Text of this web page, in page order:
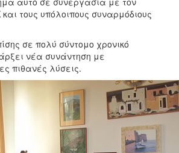
τους υπόλοιπους συναρμόδιους
σε πολύ σύντομο χρονικό
νέα συνάντηση με
πιθανές λύσεις.